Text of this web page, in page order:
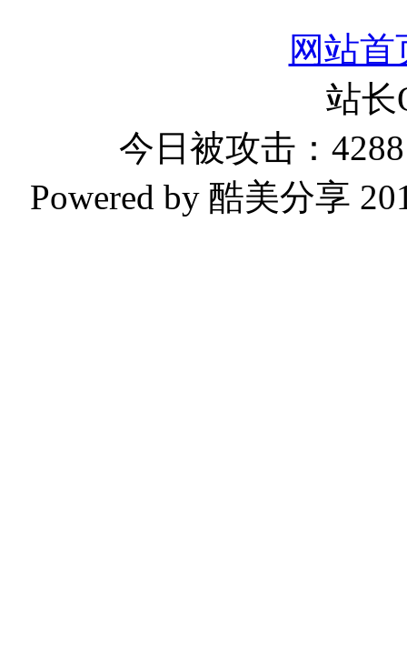
网站首
站
今日被攻击：
Powered by 酷美分享